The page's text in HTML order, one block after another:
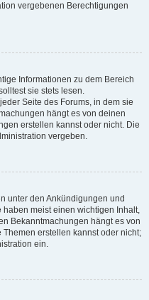
vergebenen Berechtigungen
Informationen zu dem Bereich
sie stets lesen.
Seite des Forums, in dem sie
hängt es von deinen
erstellen kannst oder nicht. Die
vergeben.
unter den Ankündigungen und
meist einen wichtigen Inhalt,
Bekanntmachungen hängt es von
erstellen kannst oder nicht;
ein.